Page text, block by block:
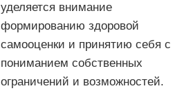
уделяется внимание
формированию здоровой
самооценки и принятию себя с
пониманием собственных
ограничений и возможностей.